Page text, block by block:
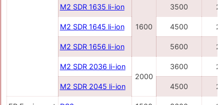
M2 SDR 1635 li-ion
1600
3500
M2 SDR 1645 li-ion 4500
M2 SDR 1656 li-ion 5600
M2 SDR 2036 li-ion
2000
3600
M2 SDR 2045 li-ion 4500